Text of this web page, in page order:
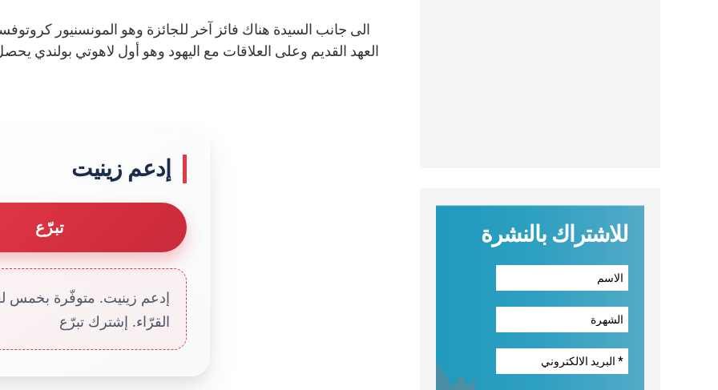
الى جانب السيدة هناك فائز آخر للجائزة وهو المونسنيور
إدعم زينيت
تبرّع
إدعم زينيت. متوفّرة بخمس
القرّاء. إشترك تبرّع
للاشتراك بالنشرة